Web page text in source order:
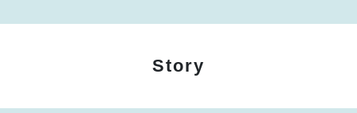
Story